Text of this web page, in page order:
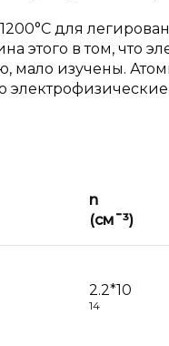
для
этого в том, что
мало изучены.
n
(см¯³)
2.2*10
14